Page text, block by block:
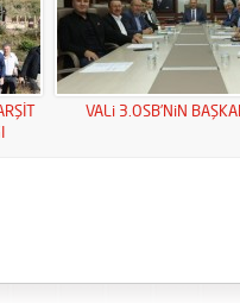
VALi 3.OSB’NiN